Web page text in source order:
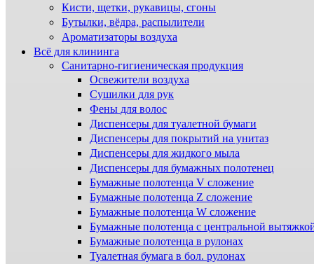
Кисти, щетки, рукавицы, сгоны
Бутылки, вёдра, распылители
Ароматизаторы воздуха
Всё для клининга
Санитарно-гигиеническая продукция
Освежители воздуха
Сушилки для рук
Фены для волос
Диспенсеры для туалетной бумаги
Диспенсеры для покрытий на унитаз
Диспенсеры для жидкого мыла
Диспенсеры для бумажных полотенец
Бумажные полотенца V сложение
Бумажные полотенца Z сложение
Бумажные полотенца W сложение
Бумажные полотенца с центральной
Бумажные полотенца в рулонах
Туалетная бумага в бол. рулонах